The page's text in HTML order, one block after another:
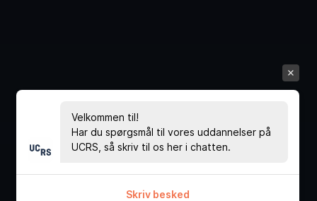
Velkommen til!
Har du spørgsmål til vores uddannelser på
UCRS, så skriv til os her i chatten.
Skriv besked